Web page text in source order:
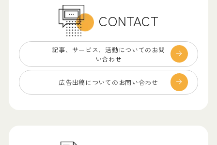
CONTACT
記事、サービス、 活動についてのお問
い合わせ
広告出稿についての お問い合わせ